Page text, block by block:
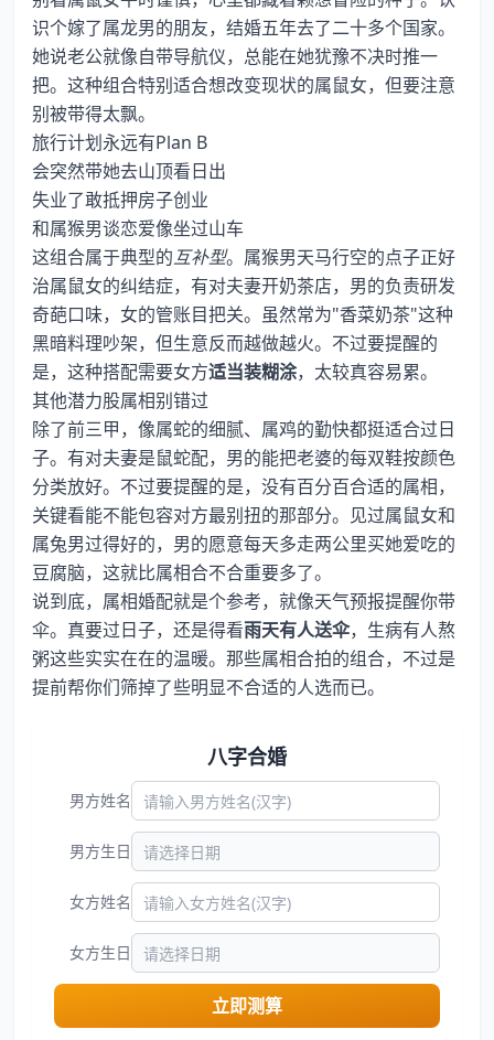
识个嫁了属龙男的朋友，结婚五年去了二十多个国家。
她说老公就像自带导航仪，总能在她犹豫不决时推一
把。这种组合特别适合想改变现状的属鼠女，但要注意
别被带得太飘。
旅行计划永远有Plan B
会突然带她去山顶看日出
失业了敢抵押房子创业
和属猴男谈恋爱像坐过山车
这组合属于典型的互补型。属猴男天马行空的点子正好
治属鼠女的纠结症，有对夫妻开奶茶店，男的负责研发
奇葩口味，女的管账目把关。虽然常为"香菜奶茶"这种
黑暗料理吵架，但生意反而越做越火。不过要提醒的
是，这种搭配需要女方适当装糊涂，太较真容易累。
其他潜力股属相别错过
除了前三甲，像属蛇的细腻、属鸡的勤快都挺适合过日
子。有对夫妻是鼠蛇配，男的能把老婆的每双鞋按颜色
分类放好。不过要提醒的是，没有百分百合适的属相，
关键看能不能包容对方最别扭的那部分。见过属鼠女和
属兔男过得好的，男的愿意每天多走两公里买她爱吃的
豆腐脑，这就比属相合不合重要多了。
说到底，属相婚配就是个参考，就像天气预报提醒你带
伞。真要过日子，还是得看雨天有人送伞，生病有人熬
粥这些实实在在的温暖。那些属相合拍的组合，不过是
提前帮你们筛掉了些明显不合适的人选而已。
八字合婚
男方姓名
男方生日
女方姓名
女方生日
立即测算